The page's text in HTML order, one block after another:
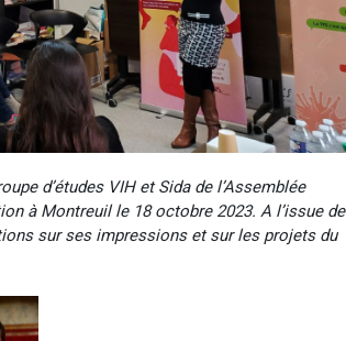
d’études VIH et Sida de l’Assemblée
à Montreuil le 18 octobre 2023. A l’issue de
sur ses impressions et sur les projets du